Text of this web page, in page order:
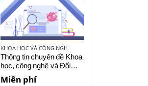
KHOA HỌC VÀ CÔNG NGHỆ VIỆT NAM
Thông tin chuyên đề Khoa
học, công nghệ và Đổi
mới sáng tạo số 02-2023
Miễn phí